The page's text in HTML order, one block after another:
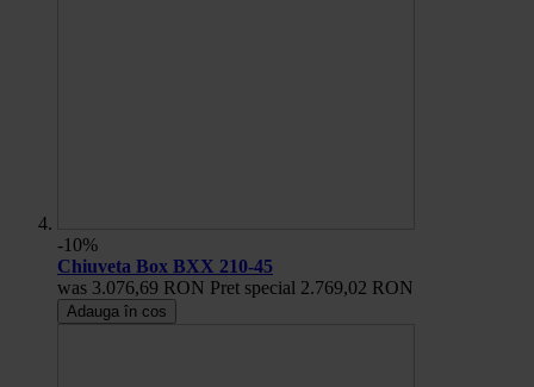
-10%
Chiuveta Box BXX 210-45
was 3.076,69 RON Pret special 2.769,02 RON
Adauga în cos